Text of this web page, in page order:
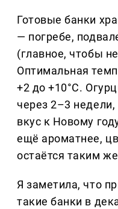
Готовые банки
— погребе,
(главное, чтобы
Оптимальная
+2 до +10°C.
через 2–3
вкус к Новому
ещё ароматнее,
остаётся таким
Я заметила, что
такие банки в